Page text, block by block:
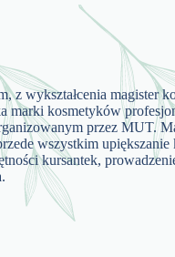
z wykształcenia magister
marki kosmetyków
przez MUT.
wszystkim upiększanie
kursantek,